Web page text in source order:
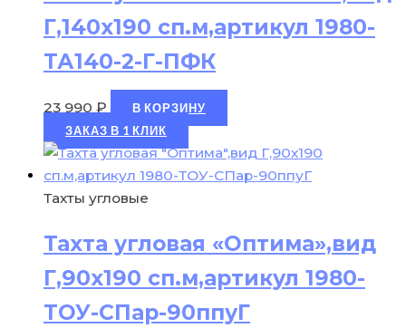
Г,140х190 сп.м,артикул 1980-
ТА140-2-Г-ПФК
23 990 ₽
В КОРЗИНУ
ЗАКАЗ В 1 КЛИК
Тахты угловые
Тахта угловая «Оптима»,вид
Г,90х190 сп.м,артикул 1980-
ТОУ-СПар-90ппуГ